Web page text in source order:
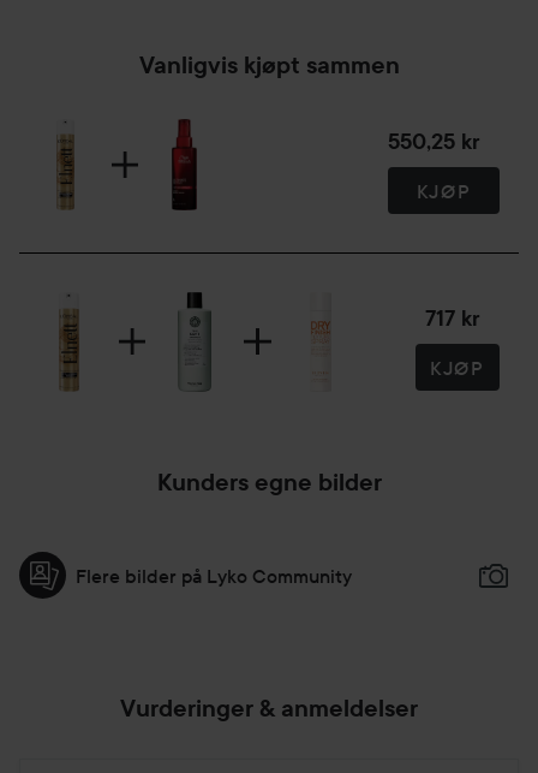
Vanligvis kjøpt sammen
550,25 kr
KJØP
717 kr
KJØP
Kunders egne bilder
Flere bilder på Lyko Community
Vurderinger & anmeldelser